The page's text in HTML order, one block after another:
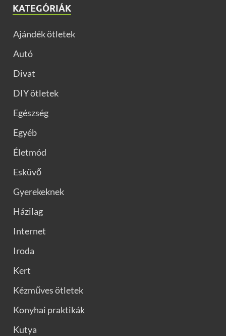
KATEGÓRIÁK
Ajándék ötletek
Autó
Divat
DIY ötletek
Egészség
Egyéb
Életmód
Esküvő
Gyerekeknek
Házilag
Internet
Iroda
Kert
Kézműves ötletek
Konyhai praktikák
Kutya